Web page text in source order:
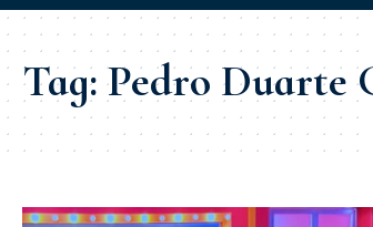
Tag:Pedro Duarte